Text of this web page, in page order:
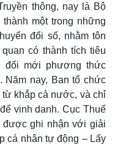
thông, nay là Bộ
một trong những
đổi số, nhằm tôn
có thành tích tiêu
đổi mới phương thức
Năm nay, Ban tổ chức
khắp cả nước, và chỉ
vinh danh. Cục Thuế
được ghi nhận với giải
cá nhân tự động – Lấy